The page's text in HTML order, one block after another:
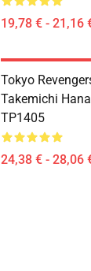
19,78 € - 21,16
Tokyo
Takemichi
TP1405
24,38 € - 28,06